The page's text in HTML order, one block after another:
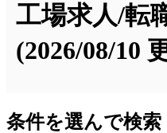
工場求人/転
(2026/08/10
条件を選んで検索